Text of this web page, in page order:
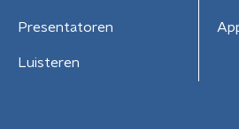
Presentatoren
Luisteren